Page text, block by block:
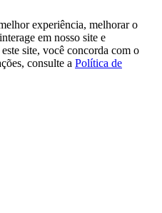
experiência, melhorar o
em nosso site e
site, você concorda com o
consulte a Política de